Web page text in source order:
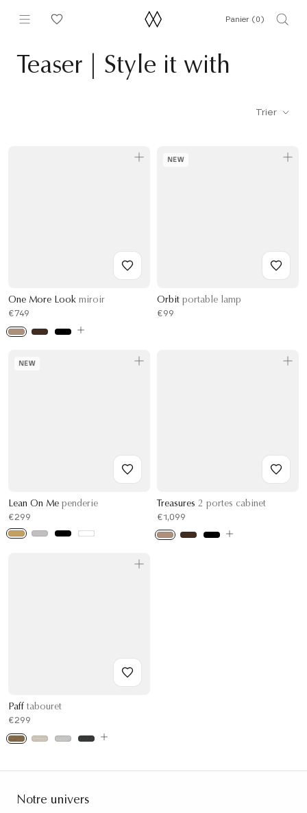
Panier (0)
Teaser | Style it with
Trier
One More Look miroir
€749
NEW
Orbit portable lamp
€99
NEW
Lean On Me penderie
€299
Treasures 2 portes cabinet
€1,099
Paff tabouret
€299
Notre univers